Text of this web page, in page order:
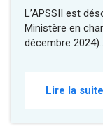
L’APSSII est
Ministère en
décembre
Lire la